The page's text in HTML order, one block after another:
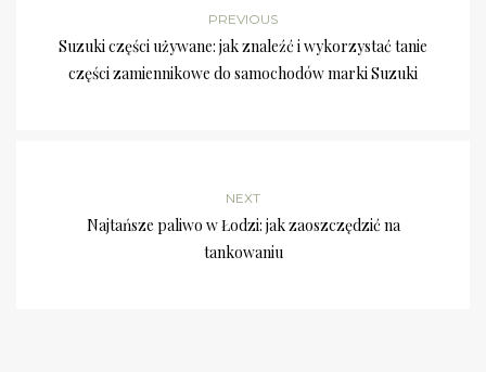
PREVIOUS
Suzuki części używane: jak znaleźć i wykorzystać tanie
części zamiennikowe do samochodów marki Suzuki
NEXT
Najtańsze paliwo w Łodzi: jak zaoszczędzić na
tankowaniu